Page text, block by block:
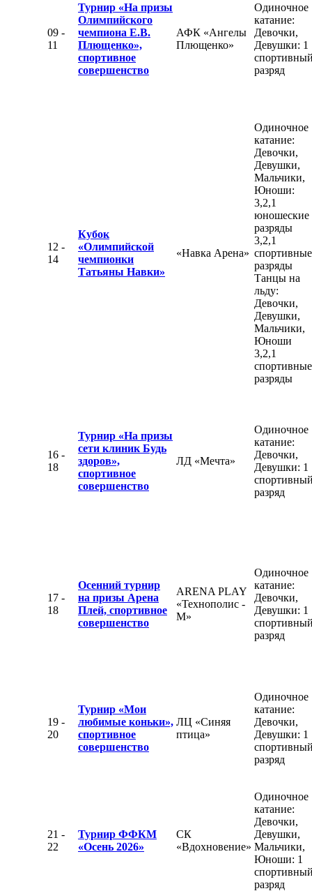
09 -
11
Турнир «На призы
Олимпийского
чемпиона Е.В.
Плющенко»,
спортивное
совершенство
АФК «Ангелы
Плющенко»
Одиночное
катание:
Девочки,
Девушки: 1
разряд
12 -
14
Кубок
«Олимпийской
чемпионки
Татьяны Навки»
«Навка Арена»
Одиночное
катание:
Девочки,
Девушки,
Мальчики,
Юноши:
3,2,1
юношеские
разряды
3,2,1
спортивные
разряды
Танцы на
льду:
Девочки,
Девушки,
Мальчики,
Юноши
3,2,1
спортивные
разряды
16 -
18
Турнир «На призы
сети клиник Будь
здоров»,
спортивное
совершенство
ЛД «Мечта»
Одиночное
катание:
Девочки,
Девушки: 1
разряд
17 -
18
Осенний турнир
на призы Арена
Плей, спортивное
совершенство
ARENA PLAY
«Технополис -
М»
Одиночное
катание:
Девочки,
Девушки: 1
разряд
19 -
20
Турнир «Мои
любимые коньки»,
спортивное
совершенство
ЛЦ «Синяя
птица»
Одиночное
катание:
Девочки,
Девушки: 1
разряд
21 -
22
Турнир ФФКМ
«Осень 2026»
СК
«Вдохновение»
Одиночное
катание:
Девочки,
Девушки,
Мальчики,
Юноши: 1
разряд